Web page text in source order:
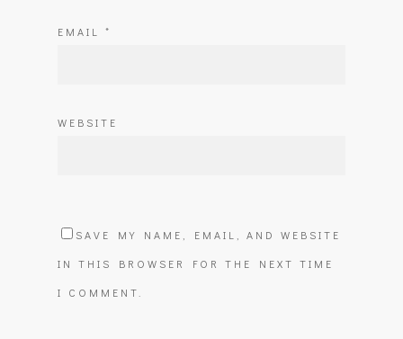
EMAIL *
WEBSITE
SAVE MY NAME, EMAIL, AND WEBSITE
IN THIS BROWSER FOR THE NEXT TIME
I COMMENT.